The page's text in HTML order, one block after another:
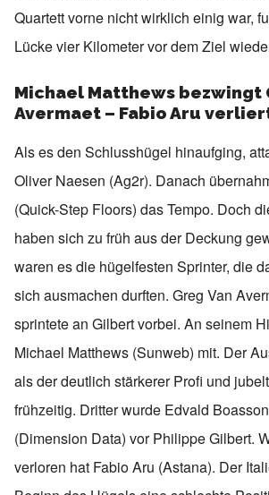
Quartett vorne nicht wirklich einig war,
Lücke vier Kilometer vor dem Ziel
Michael Matthews bezwingt
Avermaet – Fabio Aru
Als es den Schlusshügel hinaufging,
Oliver Naesen (Ag2r). Danach
(Quick-Step Floors) das Tempo. Doch
haben sich zu früh aus der Deckung
waren es die hügelfesten Sprinter, die
sich ausmachen durften. Greg Van
sprintete an Gilbert vorbei. An seinem
Michael Matthews (Sunweb) mit. Der
als der deutlich stärkerer Profi und
frühzeitig. Dritter wurde Edvald
(Dimension Data) vor Philippe Gilbert.
verloren hat Fabio Aru (Astana). Der